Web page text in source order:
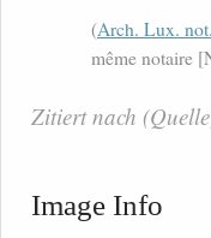
(Arch. Lux. not.
même notaire
Zitiert nach
Image Info